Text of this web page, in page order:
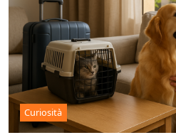
Curiosità